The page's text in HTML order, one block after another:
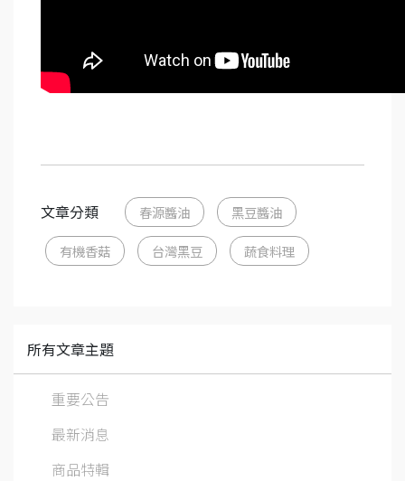
文章分類 春源醬油 黑豆醬油
有機香菇 台灣黑豆 蔬食料理
所有文章主題
重要公告
最新消息
商品特輯